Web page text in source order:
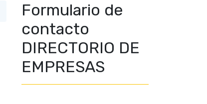
Formulario de
contacto
DIRECTORIO DE
EMPRESAS